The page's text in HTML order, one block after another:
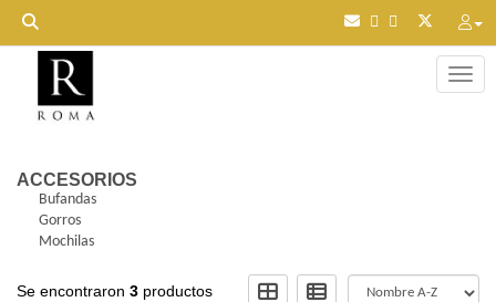
ACCESORIOS
Bufandas
Gorros
Mochilas
Se encontraron 3 productos